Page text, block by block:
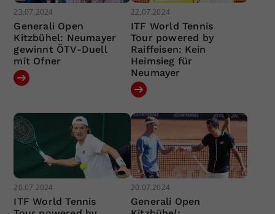
23.07.2024
Generali Open
Kitzbühel: Neumayer
gewinnt ÖTV-Duell
mit Ofner
22.07.2024
ITF World Tennis
Tour powered by
Raiffeisen: Kein
Heimsieg für
Neumayer
20.07.2024
ITF World Tennis
20.07.2024
Generali Open